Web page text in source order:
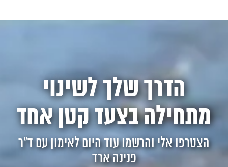
הדרך שלך לשינוי
מתחילה בצעד קטן אחד
הצטרפו אלי והרשמו עוד היום לאימון עם ד"ר
פנינה ארד